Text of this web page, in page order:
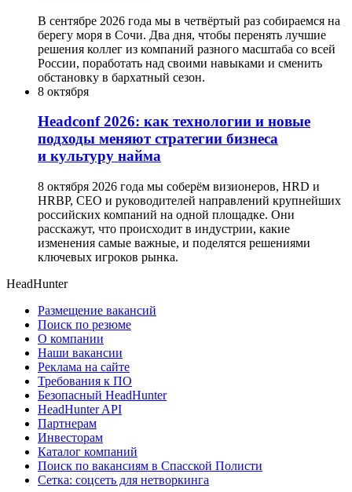
В сентябре 2026 года мы в четвёртый раз собираемся на
берегу моря в Сочи. Два дня, чтобы перенять лучшие
решения коллег из компаний разного масштаба со всей
России, поработать над своими навыками и сменить
обстановку в бархатный сезон.
8 октября
Headсonf 2026: как технологии и новые
подходы меняют стратегии бизнеса
и культуру найма
8 октября 2026 года мы соберём визионеров, HRD и
HRBP, СЕО и руководителей направлений крупнейших
российских компаний на одной площадке. Они
расскажут, что происходит в индустрии, какие
изменения самые важные, и поделятся решениями
ключевых игроков рынка.
HeadHunter
Размещение вакансий
Поиск по резюме
О компании
Наши вакансии
Реклама на сайте
Требования к ПО
Безопасный HeadHunter
HeadHunter API
Партнерам
Инвесторам
Каталог компаний
Поиск по вакансиям в Спасской Полисти
Сетка: соцсеть для нетворкинга